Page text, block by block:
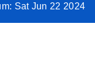
Sat Jun 22 2024